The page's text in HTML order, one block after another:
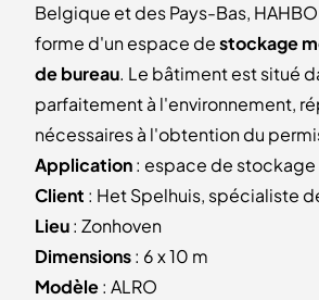
Belgique et des Pays-Bas,
forme d'un espace destockage
de bureau. Le bâtiment est situé
parfaitement à l'environnement,
nécessaires à l'obtention du
Application: espace de
Client : Het Spelhuis, spécialiste
Lieu: Zonhoven
Dimensions: 6 x 10 m
Modèle: ALRO